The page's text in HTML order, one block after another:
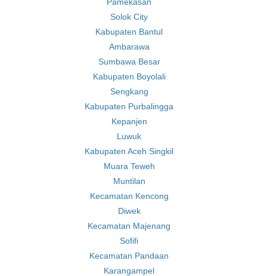
Solok City
Kabupaten Bantul
Ambarawa
Sumbawa Besar
Kabupaten Boyolali
Sengkang
Kabupaten Purbalingga
Kepanjen
Luwuk
Kabupaten Aceh Singkil
Muara Teweh
Muntilan
Kecamatan Kencong
Diwek
Kecamatan Majenang
Sofifi
Kecamatan Pandaan
Karangampel